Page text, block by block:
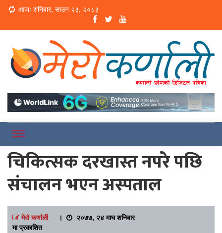
Loading...
आजः शनिबार, साउन २३, २०८३
Merokarnali
चिकित्सक दरखास्त नपरे पछि
संचालन भएन अस्पताल
मेरो कर्णाली।
२०७७, २४ माघ शनिबार
मा प्रकाशित